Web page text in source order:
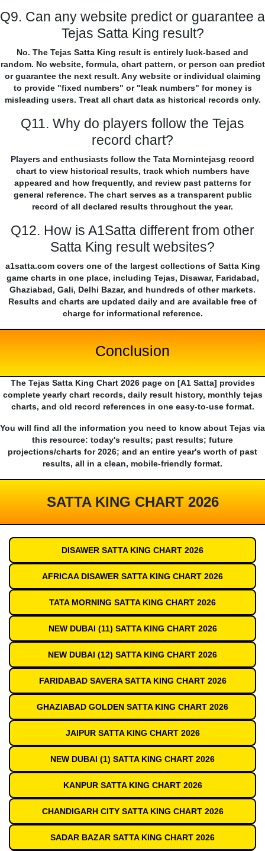
Q9. Can any website predict or guarantee a
Tejas Satta King result?
No. The Tejas Satta King result is entirely luck-based and
random. No website, formula, chart pattern, or person can predict
or guarantee the next result. Any website or individual claiming
to provide "fixed numbers" or "leak numbers" for money is
misleading users. Treat all chart data as historical records only.
Q11. Why do players follow the Tejas
record chart?
Players and enthusiasts follow the Tata Mornintejasg record
chart to view historical results, track which numbers have
appeared and how frequently, and review past patterns for
general reference. The chart serves as a transparent public
record of all declared results throughout the year.
Q12. How is A1Satta different from other
Satta King result websites?
a1satta.com covers one of the largest collections of Satta King
game charts in one place, including Tejas, Disawar, Faridabad,
Ghaziabad, Gali, Delhi Bazar, and hundreds of other markets.
Results and charts are updated daily and are available free of
charge for informational reference.
Conclusion
The Tejas Satta King Chart 2026 page on [A1 Satta] provides
complete yearly chart records, daily result history, monthly tejas
charts, and old record references in one easy-to-use format.
You will find all the information you need to know about Tejas via
this resource: today's results; past results; future
projections/charts for 2026; and an entire year's worth of past
results, all in a clean, mobile-friendly format.
SATTA KING CHART 2026
DISAWER SATTA KING CHART 2026
AFRICAA DISAWER SATTA KING CHART 2026
TATA MORNING SATTA KING CHART 2026
NEW DUBAI (11) SATTA KING CHART 2026
NEW DUBAI (12) SATTA KING CHART 2026
FARIDABAD SAVERA SATTA KING CHART 2026
GHAZIABAD GOLDEN SATTA KING CHART 2026
JAIPUR SATTA KING CHART 2026
NEW DUBAI (1) SATTA KING CHART 2026
KANPUR SATTA KING CHART 2026
CHANDIGARH CITY SATTA KING CHART 2026
SADAR BAZAR SATTA KING CHART 2026